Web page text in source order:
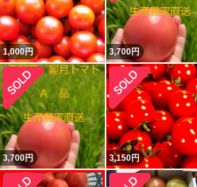
1,000円 3,700円
3,700円 3,150円